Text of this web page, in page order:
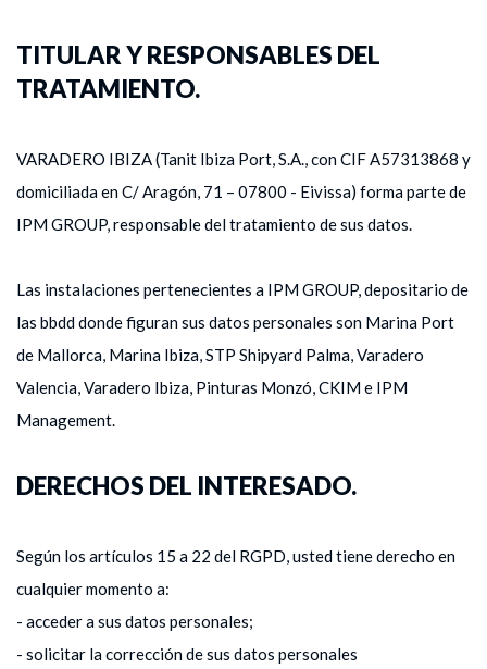
TITULAR Y RESPONSABLES DEL
TRATAMIENTO.
VARADERO IBIZA (Tanit Ibiza Port, S.A., con CIF A57313868 y
domiciliada en C/ Aragón, 71 – 07800 - Eivissa) forma parte de
IPM GROUP, responsable del tratamiento de sus datos.
Las instalaciones pertenecientes a IPM GROUP, depositario de
las bbdd donde figuran sus datos personales son Marina Port
de Mallorca, Marina Ibiza, STP Shipyard Palma, Varadero
Valencia, Varadero Ibiza, Pinturas Monzó, CKIM e IPM
Management.
DERECHOS DEL INTERESADO.
Según los artículos 15 a 22 del RGPD, usted tiene derecho en
cualquier momento a:
- acceder a sus datos personales;
- solicitar la corrección de sus datos personales